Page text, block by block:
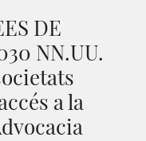
DE
NN.UU.
a la